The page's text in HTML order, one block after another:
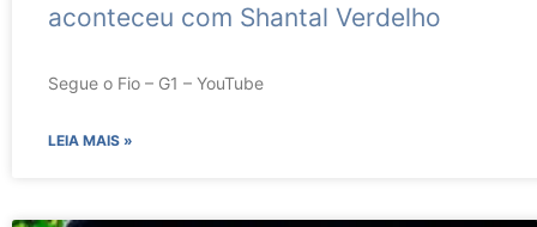
aconteceu com Shantal Verdelho
Segue o Fio – G1 – YouTube
LEIA MAIS »